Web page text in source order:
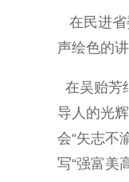
在民进省
声绘色的
在吴贻芳
导人的光
会“矢志不
写“强富美